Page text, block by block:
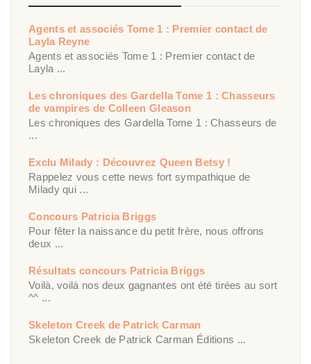
Agents et associés Tome 1 : Premier contact de
Layla Reyne
Agents et associés Tome 1 : Premier contact de
Layla ...
Les chroniques des Gardella Tome 1 : Chasseurs
de vampires de Colleen Gleason
Les chroniques des Gardella Tome 1 : Chasseurs de
...
Exclu Milady : Découvrez Queen Betsy !
Rappelez vous cette news fort sympathique de
Milady qui ...
Concours Patricia Briggs
Pour fêter la naissance du petit frère, nous offrons
deux ...
Résultats concours Patricia Briggs
Voilà, voilà nos deux gagnantes ont été tirées au sort
^^ ...
Skeleton Creek de Patrick Carman
Skeleton Creek de Patrick Carman Éditions ...